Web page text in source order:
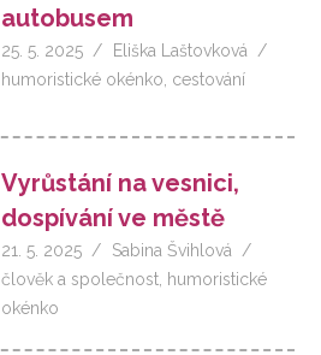
autobusem
25. 5. 2025
Eliška Laštovková
humoristické okénko, cestování
Vyrůstání na vesnici,
dospívání ve městě
21. 5. 2025
Sabina Švihlová
člověk a společnost humoristické
okénko